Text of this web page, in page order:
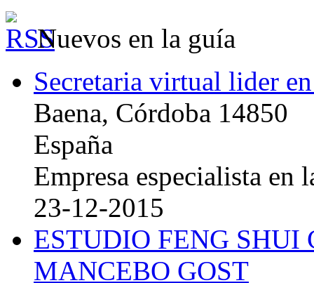
Nuevos en la guía
Secretaria virtual lider
Baena, Córdoba 14850
España
Empresa especialista en
23-12-2015
ESTUDIO FENG
MANCEBO GOST